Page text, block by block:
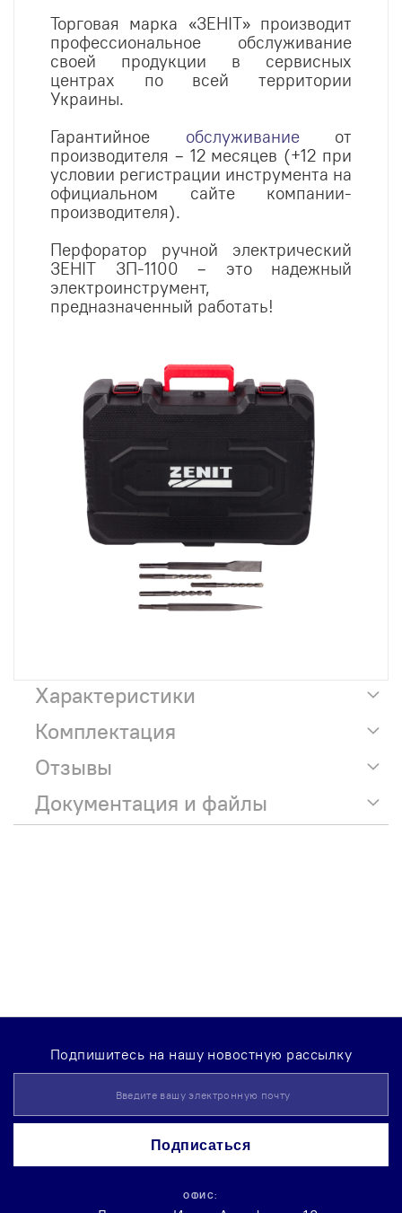
Торговая марка «ЗЕНІТ» производит
профессиональное обслуживание
своей продукции в сервисных
центрах по всей территории
Украины.
Гарантийное обслуживаниеот
производителя – 12 месяцев (+12 при
условии регистрации инструмента на
официальном сайте компании-
производителя).
Перфоратор ручной электрический
ЗЕНІТ ЗП-1100 – это надежный
электроинструмент,
предназначенный работать!
Характеристики
Комплектация
Отзывы
Документация и файлы
Подпишитесь на нашу новостную рассылку
Up
for
Newsletter:
Подписаться
ОФИС: